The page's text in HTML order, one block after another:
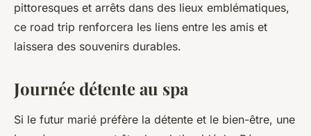
pittoresques et arrêts dans des lieux emblématiques,
ce road trip renforcera les liens entre les amis et
laissera des souvenirs durables.
Journée détente au spa
Si le futur marié préfère la détente et le bien-être, une